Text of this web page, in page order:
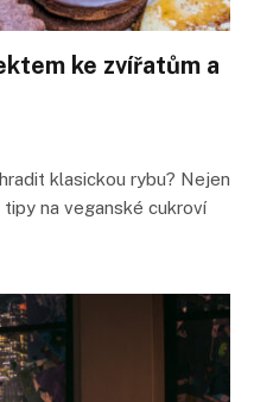
ke zvířatům a
klasickou rybu? Nejen
na veganské cukroví